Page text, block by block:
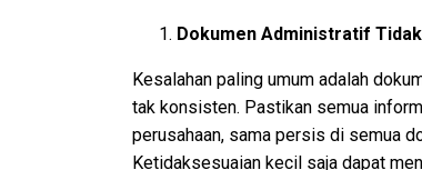
Dokumen Administratif
Kesalahan paling umum adalah
tak konsisten. Pastikan semua
perusahaan, sama persis di semua
Ketidaksesuaian kecil saja dapat